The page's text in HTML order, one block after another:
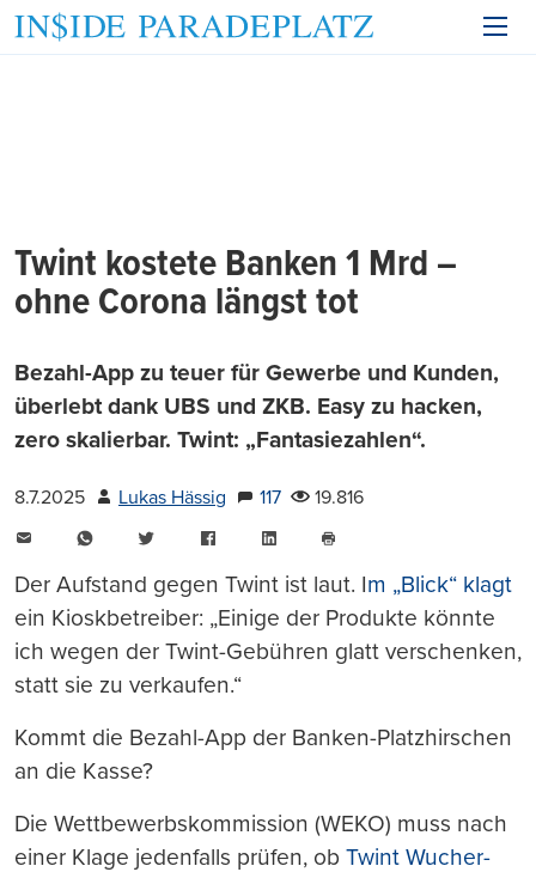
Twint kostete Banken 1 Mrd –
ohne Corona längst tot
Bezahl-App zu teuer für Gewerbe und Kunden,
überlebt dank UBS und ZKB. Easy zu hacken,
zero skalierbar. Twint: „Fantasiezahlen“.
8.7.2025 Lukas Hässig 117
19.816
WhatsAppTwitter FacebookLinkedIn
drucken
Der Aufstand gegen Twint ist laut. Im „Blick“ klagt
ein Kioskbetreiber: „Einige der Produkte könnte
ich wegen der Twint-Gebühren glatt verschenken,
statt sie zu verkaufen.“
Kommt die Bezahl-App der Banken-Platzhirschen
an die Kasse?
Die Wettbewerbskommission (WEKO) muss nach
einer Klage jedenfalls prüfen, ob Twint Wucher-